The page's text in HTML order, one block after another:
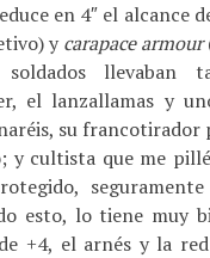
en 4″ el alcance
y carapace armour
llevaban
el lanzallamas y
su francotirador
y cultista que me
esto, lo tiene muy
+4, el arnés y la